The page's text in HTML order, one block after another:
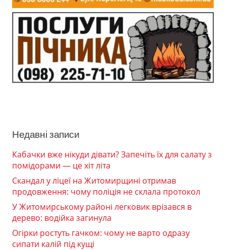
Недавні записи
Кабачки вже нікуди дівати? Запечіть їх для салату з
помідорами — це хіт літа
Скандал у ліцеї на Житомирщині отримав
продовження: чому поліція не склала протокол
У Житомирському районі легковик врізався в
дерево: водійка загинула
Огірки ростуть гачком: чому не варто одразу
сипати калій під кущі